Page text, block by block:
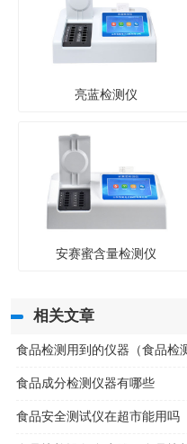
亮蓝检测仪
安赛蜜含量检测仪
相关文章
食品检测用到的仪器（食品检
食品成分检测仪器有哪些
食品安全测试仪在超市能用吗